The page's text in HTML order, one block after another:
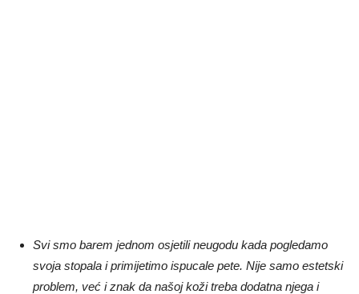
Svi smo barem jednom osjetili neugodu kada pogledamo
svoja stopala i primijetimo ispucale pete. Nije samo estetski
problem, već i znak da našoj koži treba dodatna njega i